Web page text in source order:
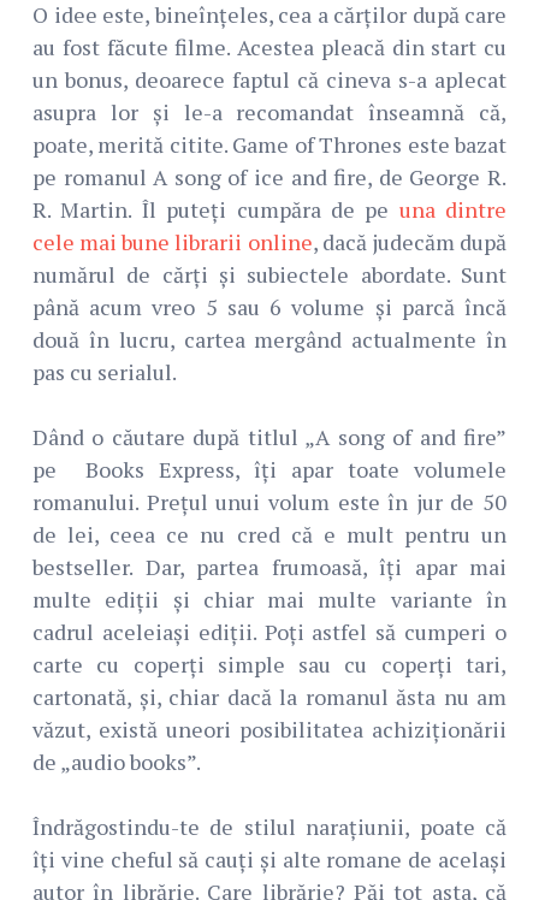
O idee este, bineînțeles, cea a cărților după care
au fost făcute filme. Acestea pleacă din start cu
un bonus, deoarece faptul că cineva s-a aplecat
asupra lor și le-a recomandat înseamnă că,
poate, merită citite. Game of Thrones este bazat
pe romanul A song of ice and fire, de George R.
R. Martin. Îl puteți cumpăra de pe una dintre
cele mai bune librarii online, dacă judecăm după
numărul de cărți și subiectele abordate. Sunt
până acum vreo 5 sau 6 volume și parcă încă
două în lucru, cartea mergând actualmente în
pas cu serialul.
Dând o căutare după titlul „A song of and fire”
pe Books Express, îți apar toate volumele
romanului. Prețul unui volum este în jur de 50
de lei, ceea ce nu cred că e mult pentru un
bestseller. Dar, partea frumoasă, îți apar mai
multe ediții și chiar mai multe variante în
cadrul aceleiași ediții. Poți astfel să cumperi o
carte cu coperți simple sau cu coperți tari,
cartonată, și, chiar dacă la romanul ăsta nu am
văzut, există uneori posibilitatea achiziționării
de „audio books”.
Îndrăgostindu-te de stilul narațiunii, poate că
îți vine cheful să cauți și alte romane de același
autor în librărie. Care librărie? Păi tot asta, că